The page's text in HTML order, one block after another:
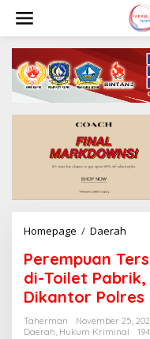
i
Homepage / Daerah
r
e
m
p
u
a
Perempuan
di-Toilet
Dikantor
Taherman
November 25,
Daerah, Hukum Kriminal